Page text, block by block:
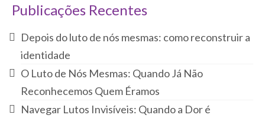
Publicações Recentes
Depois do luto de nós mesmas: como reconstruir a
identidade
O Luto de Nós Mesmas: Quando Já Não
Reconhecemos Quem Éramos
Navegar Lutos Invisíveis: Quando a Dor é